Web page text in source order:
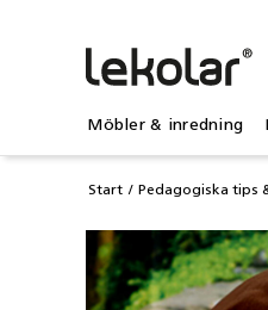
Möbler & inredning
Start Pedagogiska tips